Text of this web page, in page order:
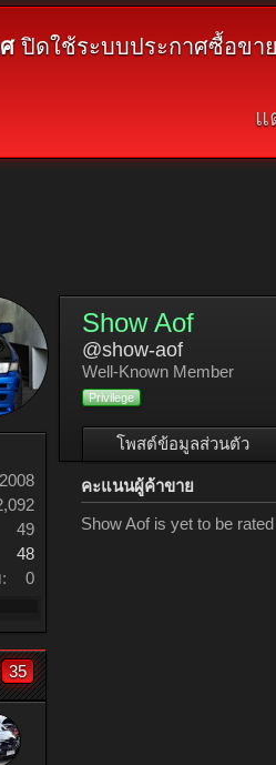
ปิดใช้ระบบประกาศซื้อขาย
แ
49
48
0
35
Show Aof
@show-aof
Well-Known Member
Privilege
โพสต์ข้อมูลส่วนตัว
คะแนนผู้ค้าขาย
Show Aof is yet to be